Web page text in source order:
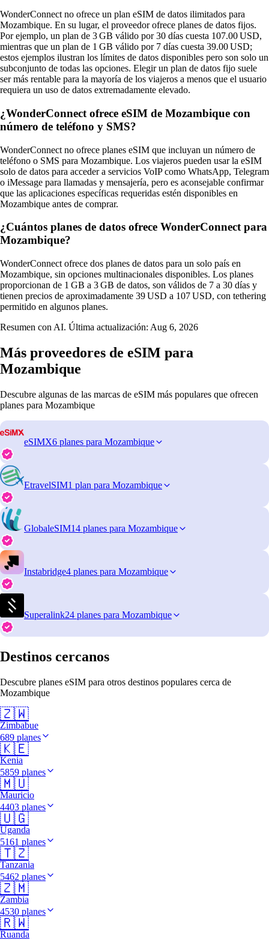
WonderConnect no ofrece un plan eSIM de datos ilimitados para
Mozambique. En su lugar, el proveedor ofrece planes de datos fijos.
Por ejemplo, un plan de 3 GB válido por 30 días cuesta 107.00 USD,
mientras que un plan de 1 GB válido por 7 días cuesta 39.00 USD;
estos ejemplos ilustran los límites de datos disponibles pero son solo un
subconjunto de todas las opciones. Elegir un plan de datos fijo suele
ser más rentable para la mayoría de los viajeros a menos que el usuario
requiera un uso de datos extremadamente elevado.
¿WonderConnect ofrece eSIM de Mozambique con
número de teléfono y SMS?
WonderConnect no ofrece planes eSIM que incluyan un número de
teléfono o SMS para Mozambique. Los viajeros pueden usar la eSIM
solo de datos para acceder a servicios VoIP como WhatsApp, Telegram
o iMessage para llamadas y mensajería, pero es aconsejable confirmar
que las aplicaciones específicas requeridas estén disponibles en
Mozambique antes de comprar.
¿Cuántos planes de datos ofrece WonderConnect para
Mozambique?
WonderConnect ofrece dos planes de datos para un solo país en
Mozambique, sin opciones multinacionales disponibles. Los planes
proporcionan de 1 GB a 3 GB de datos, son válidos de 7 a 30 días y
tienen precios de aproximadamente 39 USD a 107 USD, con tethering
permitido en algunos planes.
Resumen con AI. Última actualización: Aug 6, 2026
Más proveedores de eSIM para
Mozambique
Descubre algunas de las marcas de eSIM más populares que ofrecen
planes para Mozambique
eSIMX6 planes para Mozambique
EtravelSIM1 plan para Mozambique
GlobaleSIM14 planes para Mozambique
Instabridge4 planes para Mozambique
Superalink24 planes para Mozambique
Destinos cercanos
Descubre planes eSIM para otros destinos populares cerca de
Mozambique
🇿🇼
Zimbabue
689 planes
🇰🇪
Kenia
5859 planes
🇲🇺
Mauricio
4403 planes
🇺🇬
Uganda
5161 planes
🇹🇿
Tanzania
5462 planes
🇿🇲
Zambia
4530 planes
🇷🇼
Ruanda